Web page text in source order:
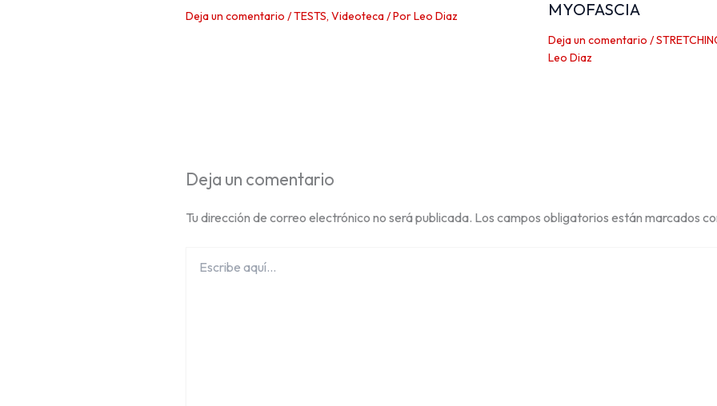
Deja un comentario /TESTS, Videoteca/ PorLeo Diaz
MYOFASCIA
Deja un comentario /
Leo Diaz
Deja un comentario
Tu dirección de correo electrónico no será publicada. Los campos obligatorios están marcados
aquí...